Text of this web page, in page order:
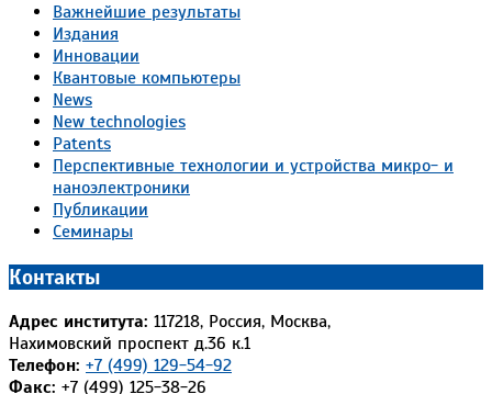
Важнейшие результаты
Издания
Инновации
Квантовые компьютеры
News
New technologies
Patents
Перспективные технологии и устройства микро- и
наноэлектроники
Публикации
Семинары
Контакты
Адрес института: 117218, Россия, Москва,
Нахимовский проспект д.36 к.1
Телефон: +7 (499) 129-54-92
Факс: +7 (499) 125-38-26